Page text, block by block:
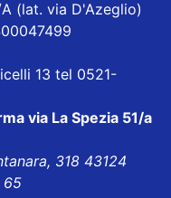
(lat. via D'Azeglio)
13 tel 0521-
via La Spezia 51/a
318 43124
65